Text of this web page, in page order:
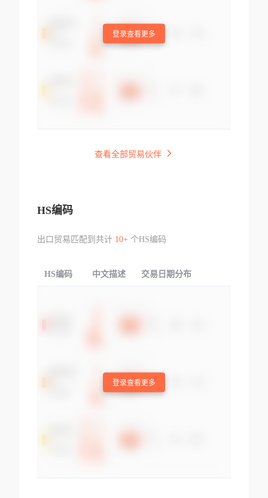
登录查看更多
查看全部贸易伙伴
HS编码
出口贸易匹配到共计 10+个HS编码
HS编码 中文描述 交易日期分布
登录查看更多